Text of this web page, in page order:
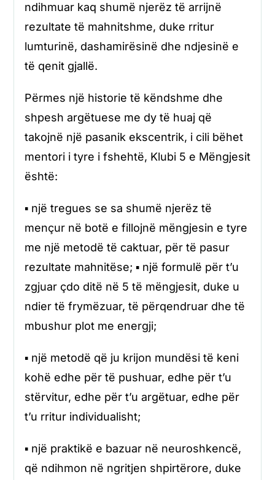
ndihmuar kaq shumë njerëz të arrijnë
rezultate të mahnitshme, duke rritur
lumturinë, dashamirësinë dhe ndjesinë e
të qenit gjallë.
Përmes një historie të këndshme dhe
shpesh argëtuese me dy të huaj që
takojnë një pasanik ekscentrik, i cili bëhet
mentori i tyre i fshehtë, Klubi 5 e Mëngjesit
është:
▪ një tregues se sa shumë njerëz të
mençur në botë e fillojnë mëngjesin e tyre
me një metodë të caktuar, për të pasur
rezultate mahnitëse; ▪ një formulë për t’u
zgjuar çdo ditë në 5 të mëngjesit, duke u
ndier të frymëzuar, të përqendruar dhe të
mbushur plot me energji;
▪ një metodë që ju krijon mundësi të keni
kohë edhe për të pushuar, edhe për t’u
stërvitur, edhe për t’u argëtuar, edhe për
t’u rritur individualisht;
▪ një praktikë e bazuar në neuroshkencë,
që ndihmon në ngritjen shpirtërore, duke